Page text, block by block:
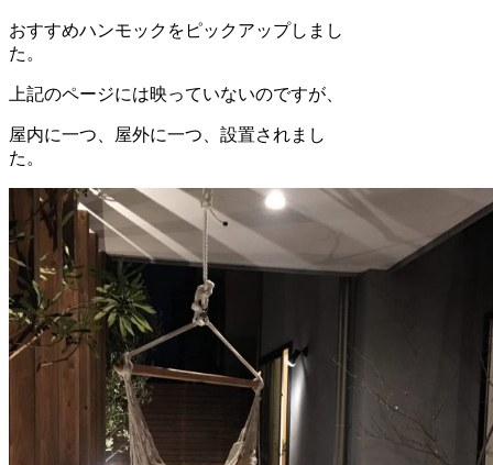
おすすめハンモックをピックアップしまし
た。
上記のページには映っていないのですが、
屋内に一つ、屋外に一つ、設置されまし
た。